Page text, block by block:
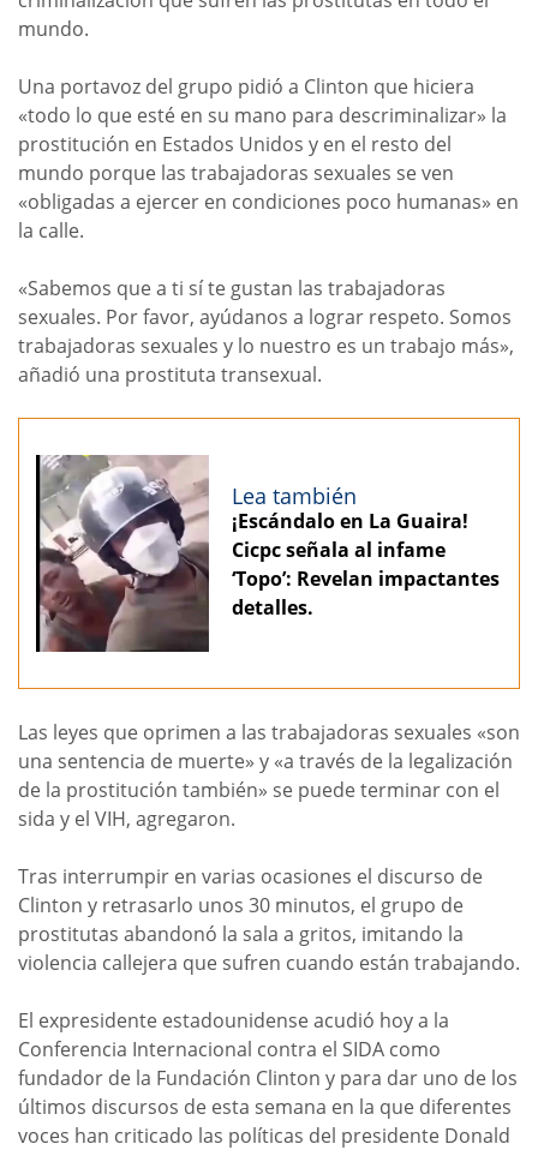
mundo.
Una portavoz del grupo pidió a Clinton que hiciera
«todo lo que esté en su mano para descriminalizar» la
prostitución en Estados Unidos y en el resto del
mundo porque las trabajadoras sexuales se ven
«obligadas a ejercer en condiciones poco humanas» en
la calle.
«Sabemos que a ti sí te gustan las trabajadoras
sexuales. Por favor, ayúdanos a lograr respeto. Somos
trabajadoras sexuales y lo nuestro es un trabajo más»,
añadió una prostituta transexual.
Lea también
¡Escándalo en La Guaira!
Cicpc señala al infame
‘Topo’: Revelan impactantes
detalles.
Las leyes que oprimen a las trabajadoras sexuales «son
una sentencia de muerte» y «a través de la legalización
de la prostitución también» se puede terminar con el
sida y el VIH, agregaron.
Tras interrumpir en varias ocasiones el discurso de
Clinton y retrasarlo unos 30 minutos, el grupo de
prostitutas abandonó la sala a gritos, imitando la
violencia callejera que sufren cuando están trabajando.
El expresidente estadounidense acudió hoy a la
Conferencia Internacional contra el SIDA como
fundador de la Fundación Clinton y para dar uno de los
últimos discursos de esta semana en la que diferentes
voces han criticado las políticas del presidente Donald